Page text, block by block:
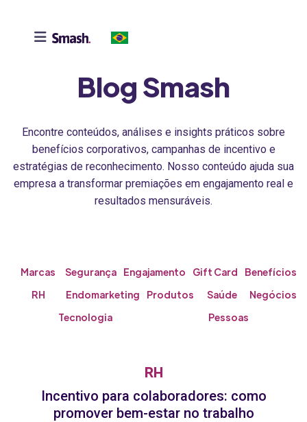

Blog Smash
Encontre conteúdos, análises e insights práticos sobre
benefícios corporativos, campanhas de incentivo e
estratégias de reconhecimento. Nosso conteúdo ajuda sua
empresa a transformar premiações em engajamento real e
resultados mensuráveis.
Marcas Segurança Engajamento Gift Card
Benefícios
RH
Endomarketing Produtos Saúde
Negócios
Tecnologia
Pessoas
RH
Incentivo para colaboradores: como
promover bem-estar no trabalho